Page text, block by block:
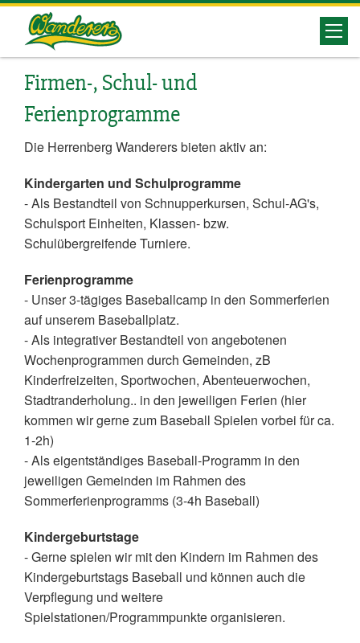
Herrenberg
Wanderers
Firmen-, Schul- und
Ferienprogramme
Die Herrenberg Wanderers bieten aktiv an:
Kindergarten und Schulprogramme
- Als Bestandteil von Schnupperkursen, Schul-AG's,
Schulsport Einheiten, Klassen- bzw.
Schulübergreifende Turniere.
Ferienprogramme
- Unser 3-tägiges Baseballcamp in den Sommerferien
auf unserem Baseballplatz.
- Als integrativer Bestandteil von angebotenen
Wochenprogrammen durch Gemeinden, zB
Kinderfreizeiten, Sportwochen, Abenteuerwochen,
Stadtranderholung.. in den jeweiligen Ferien (hier
kommen wir gerne zum Baseball Spielen vorbei für ca.
1-2h)
- Als eigentständiges Baseball-Programm in den
jeweiligen Gemeinden im Rahmen des
Sommerferienprogramms (3-4h Baseball)
Kindergeburtstage
- Gerne spielen wir mit den Kindern im Rahmen des
Kindergeburtstags Baseball und können auch die
Verpflegung und weitere
Spielstationen/Programmpunkte organisieren.